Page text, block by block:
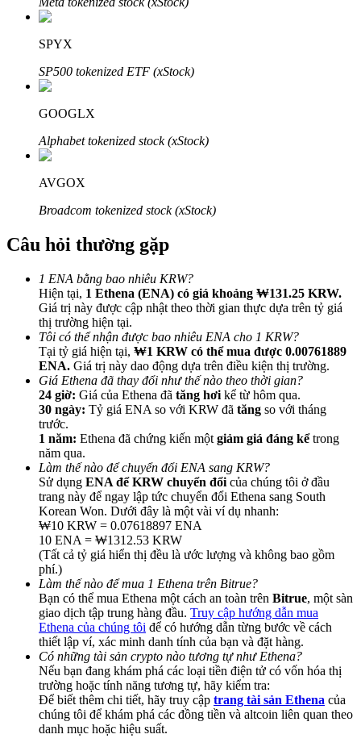
Đối tác Bitrue
Đối tác Bitrue
Lên đến 65% hoa hồng!
Giới thiệu
Mời một người bạn để nhận phần thưởng tiền mặt
Deposit CASHCAT & Win
Deposit CASHCAT & Win
Share 500000 CASHCAT prize pool
Exclusive for BitMart Users
SPYX
SP500 tokenized ETF (xStock)
GOOGLX
Alphabet tokenized stock (xStock)
AVGOX
Broadcom tokenized stock (xStock)
Câu hỏi thường gặp
1 ENA bằng bao nhiêu KRW?
Hiện tại, 1 Ethena (ENA) có giá khoảng ₩131.25 KRW.
Giá trị này được cập nhật theo thời gian thực dựa trên tỷ giá
thị trường hiện tại.
Tôi có thể nhận được bao nhiêu ENA cho 1 KRW?
Tại tỷ giá hiện tại, ₩1 KRW có thể mua được 0.00761889
ENA. Giá trị này dao động dựa trên điều kiện thị trường.
Giá Ethena đã thay đổi như thế nào theo thời gian?
24 giờ: Giá của Ethena đã tăng hơi kể từ hôm qua.
30 ngày: Tỷ giá ENA so với KRW đã tăng so với tháng
trước.
1 năm: Ethena đã chứng kiến một giảm giá đáng kểtrong
năm qua.
Làm thế nào để chuyển đổi ENA sang KRW?
Sử dụng ENA để KRW chuyển đổi của chúng tôi ở đầu
trang này để ngay lập tức chuyển đổi Ethena sang South
Korean Won. Dưới đây là một vài ví dụ nhanh:
₩10 KRW = 0.07618897 ENA
10 ENA = ₩1312.53 KRW
(Tất cả tỷ giá hiển thị đều là ước lượng và không bao gồm
phí.)
Làm thế nào để mua 1 Ethena trên Bitrue?
Bạn có thể mua Ethena một cách an toàn trên Bitrue, một sàn
giao dịch tập trung hàng đầu. Truy cập hướng dẫn mua
Ethena của chúng tôi để có hướng dẫn từng bước về cách
thiết lập ví, xác minh danh tính của bạn và đặt hàng.
Có những tài sản crypto nào tương tự như Ethena?
Nếu bạn đang khám phá các loại tiền điện tử có vốn hóa thị
trường hoặc tính năng tương tự, hãy kiểm tra:
Để biết thêm chi tiết, hãy truy cập trang tài sản Ethena của
chúng tôi để khám phá các đồng tiền và altcoin liên quan theo
danh mục hoặc hiệu suất.